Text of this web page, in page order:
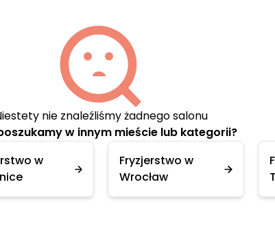
nie znaleźliśmy żadnego salonu
w innym mieście lub kategorii?
w
Fryzjerstwo w
Wrocław